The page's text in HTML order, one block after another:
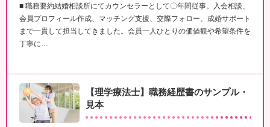
■ 職務要約結婚相談所にてカウンセラーとして〇年間従事。入会相談、
会員プロフィール作成、マッチング支援、交際フォロー、成婚サポート
まで一貫して担当してきました。会員一人ひとりの価値観や希望条件を
丁寧に…
【理学療法士】職務経歴書のサンプル・
見本